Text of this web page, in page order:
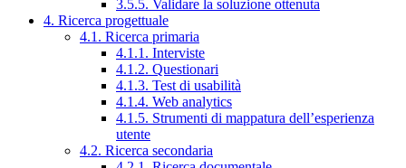
3.5.5. Validare la soluzione ottenuta
4. Ricerca progettuale
4.1. Ricerca primaria
4.1.1. Interviste
4.1.2. Questionari
4.1.3. Test di usabilità
4.1.4. Web analytics
4.1.5. Strumenti di mappatura dell’esperienza
utente
4.2. Ricerca secondaria